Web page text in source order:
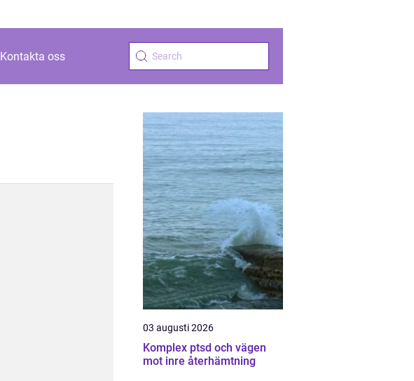
Kontakta oss
03 augusti 2026
Komplex ptsd och vägen
mot inre återhämtning